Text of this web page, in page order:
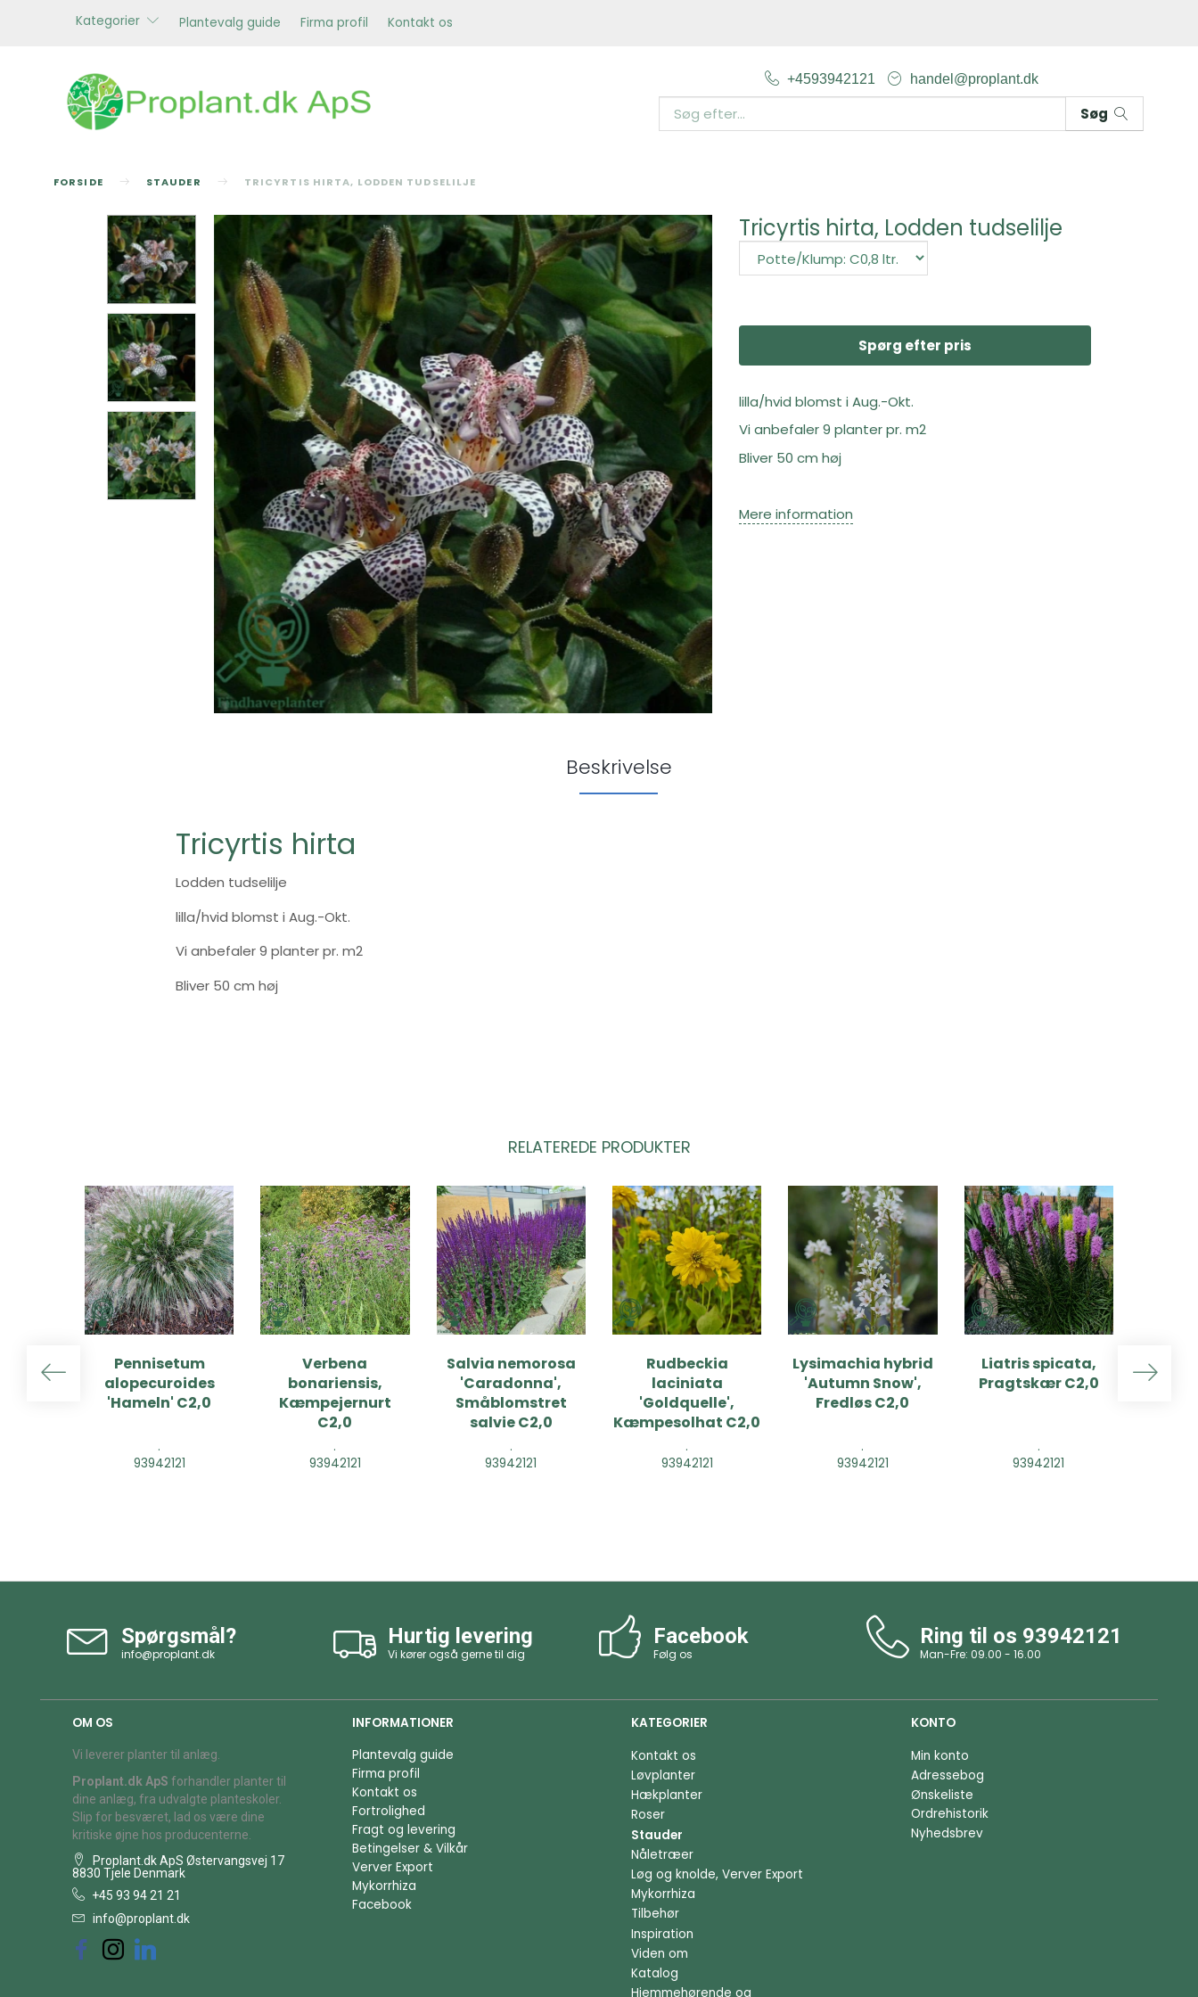
Kategorier Plantevalg guide Firma profil Kontakt os
+4593942121 handel@proplant.dk
Søg
FORSIDE STAUDER TRICYRTIS HIRTA, LODDEN TUDSELILJE
Tricyrtis hirta, Lodden tudselilje
Spørg efter pris
lilla/hvid blomst i Aug.-Okt.
Vi anbefaler 9 planter pr. m2
Bliver 50 cm høj
Mere information
Beskrivelse
Tricyrtis hirta
Lodden tudselilje
lilla/hvid blomst i Aug.-Okt.
Vi anbefaler 9 planter pr. m2
Bliver 50 cm høj
RELATEREDE PRODUKTER
Pennisetum
alopecuroides
'Hameln' C2,0
.
93942121
Verbena
bonariensis,
Kæmpejernurt
C2,0
.
93942121
Salvia nemorosa
'Caradonna',
Småblomstret
salvie C2,0
.
93942121
Rudbeckia
laciniata
'Goldquelle',
Kæmpesolhat C2,0
.
93942121
Lysimachia hybrid
'Autumn Snow',
Fredløs C2,0
.
93942121
Liatris spicata,
Pragtskær C2,0
.
93942121
Spørgsmål?
info@proplant.dk
Hurtig levering
Vi kører også gerne til dig
Facebook
Følg os
Ring til os 93942121
Man-Fre: 09.00 - 16.00
OM OS
Vi leverer planter til anlæg.
Proplant.dk ApS forhandler planter til
dine anlæg, fra udvalgte planteskoler.
Slip for besværet, lad os være dine
kritiske øjne hos producenterne.
Proplant.dk ApS Østervangsvej 17
8830 Tjele Denmark
+45 93 94 21 21
info@proplant.dk
INFORMATIONER
Plantevalg guide
Firma profil
Kontakt os
Fortrolighed
Fragt og levering
Betingelser & Vilkår
Verver Export
Mykorrhiza
Facebook
KATEGORIER
Kontakt os
Løvplanter
Hækplanter
Roser
Stauder
Nåletræer
Løg og knolde, Verver Export
Mykorrhiza
Tilbehør
Inspiration
Viden om
Katalog
Hjemmehørende og
KONTO
Min konto
Adressebog
Ønskeliste
Ordrehistorik
Nyhedsbrev